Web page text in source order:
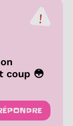
coup 😳